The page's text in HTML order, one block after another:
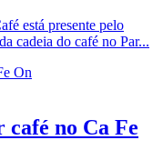
está presente pelo
cadeia do café no Par...
café no Ca Fe